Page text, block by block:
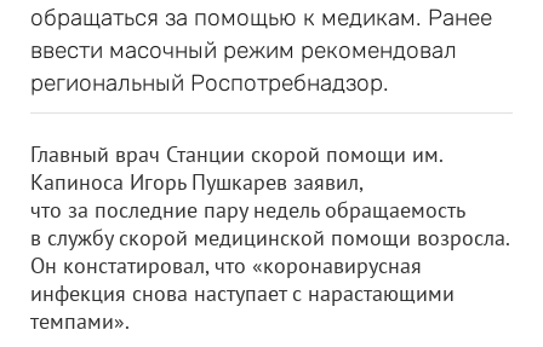
обращаться за помощью к медикам. Ранее
ввести масочный режим рекомендовал
региональный Роспотребнадзор.
Главный врач Станции скорой помощи им.
Капиноса Игорь Пушкарев заявил,
что за последние пару недель обращаемость
в службу скорой медицинской помощи возросла.
Он констатировал, что «коронавирусная
инфекция снова наступает с нарастающими
темпами».